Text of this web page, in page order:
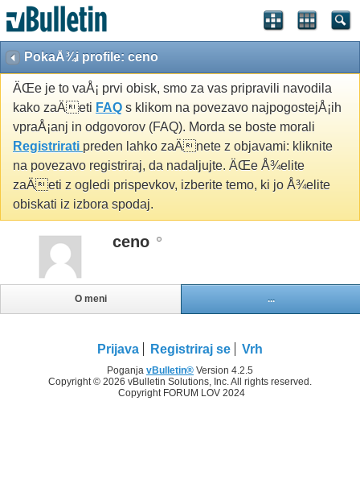
PokaÅ¾i profile: ceno
ÄŒe je to vaÅ¡ prvi obisk, smo za vas pripravili navodila
kako zaÄeti FAQ s klikom na povezavo najpogostejÅ¡ih
vpraÅ¡anj in odgovorov (FAQ). Morda se boste morali
Registrirati preden lahko zaÄnete z objavami: kliknite
na povezavo registriraj, da nadaljujte. ÄŒe Å¾elite
zaÄeti z ogledi prispevkov, izberite temo, ki jo Å¾elite
obiskati iz izbora spodaj.
ceno
O meni ...
Prijava Registriraj se Vrh
Poganja vBulletin® Version 4.2.5
Copyright © 2026 vBulletin Solutions, Inc. All rights reserved.
Copyright FORUM LOV 2024